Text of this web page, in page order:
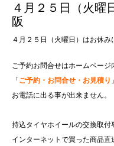
４月２５日（火曜
阪
４月２５日（火曜日）はお休み
ご予約お問合せはホームページ
「ご予約・お問合せ・お見積り
お電話に出る事が出来ません。
持込タイヤホイールの交換取
インターネットで買った商品直